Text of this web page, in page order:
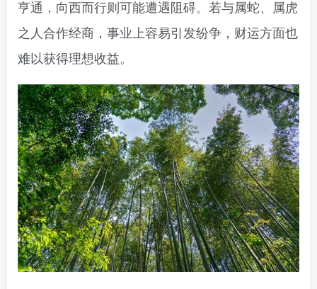
亨通，向西而行则可能遭遇阻碍。若与属蛇、属虎
之人合作经商，事业上容易引发纷争，财运方面也
难以获得理想收益。